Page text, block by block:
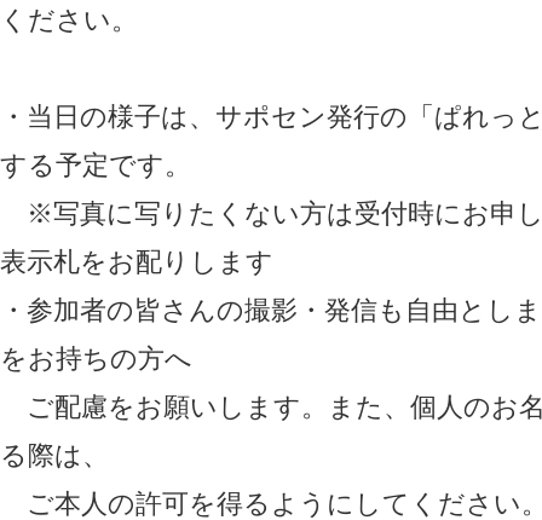
ください。
・当日の様子は、サポセン発行の「ぱれっ
する予定です。
※写真に写りたくない方は受付時にお申
表示札をお配りします
・参加者の皆さんの撮影・発信も自由とし
をお持ちの方へ
ご配慮をお願いします。また、個人のお
る際は、
ご本人の許可を得るようにしてください